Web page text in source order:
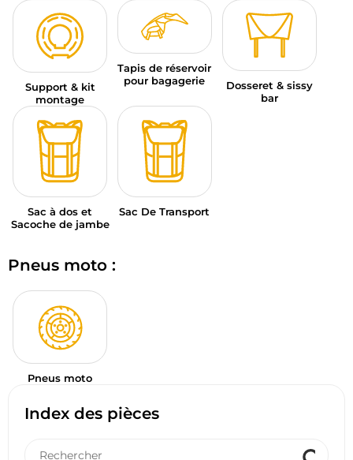
Index des pièces
Support & kit
montage
Tapis de réservoir
pour bagagerie
Dosseret & sissy
bar
Sac à dos et
Sacoche de jambe
Sac De Transport
Pneus moto :
Pneus moto